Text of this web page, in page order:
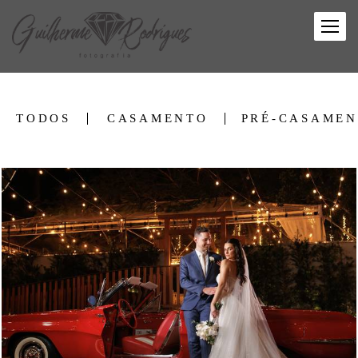
TODOS CASAMENTO PRÉ-
2413